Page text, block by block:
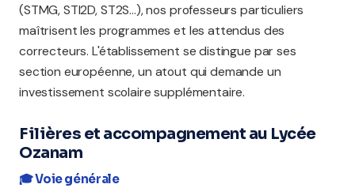
(STMG, STI2D, ST2S...), nos professeurs particuliers
maîtrisent les programmes et les attendus des
correcteurs. L'établissement se distingue par ses
section européenne, un atout qui demande un
investissement scolaire supplémentaire.
Filières et accompagnement au Lycée
Ozanam
🎓 Voie générale